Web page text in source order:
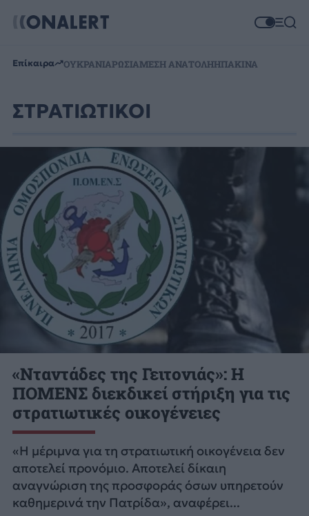
Επίκαιρα ΟΥΚΡΑΝΙΑΡΩΣΙΑΜΕΣΗ ΑΝΑΤΟΛΗΗΠΑΚΙΝΑ
ΣΤΡΑΤΙΩΤΙΚΟΙ
«Νταντάδες της Γειτονιάς»: Η
ΠΟΜΕΝΣ διεκδικεί στήριξη για τις
στρατιωτικές οικογένειες
«Η μέριμνα για τη στρατιωτική οικογένεια δεν
αποτελεί προνόμιο. Αποτελεί δίκαιη
αναγνώριση της προσφοράς όσων υπηρετούν
καθημερινά την Πατρίδα», αναφέρει...